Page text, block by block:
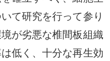
て研究を行って参り
が劣悪な椎間板組織
低く、十分な再生効